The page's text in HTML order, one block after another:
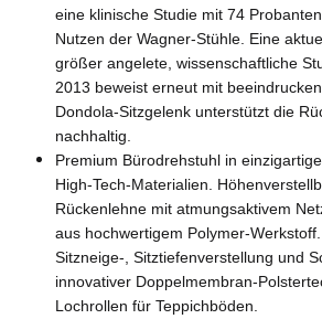
eine klinische Studie mit 74
Nutzen der Wagner-Stühle. Eine
größer angelete, wissenschaftliche
2013 beweist erneut mit
Dondola-Sitzgelenk unterstützt die
nachhaltig.
Premium Bürodrehstuhl in
High-Tech-Materialien.
Rückenlehne mit atmungsaktivem
aus hochwertigem Polymer-
Sitzneige-, Sitztiefenverstellung und
innovativer Doppelmembran-
Lochrollen für Teppichböden.